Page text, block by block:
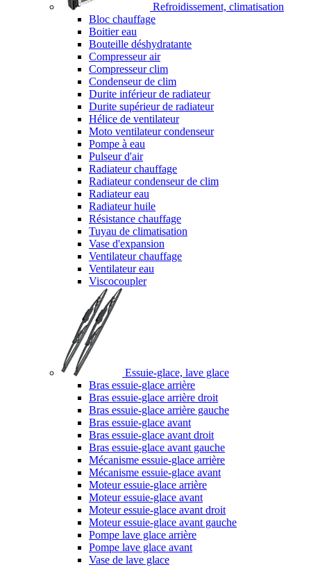
Refroidissement, climatisation
Bloc chauffage
Boitier eau
Bouteille déshydratante
Compresseur air
Compresseur clim
Condenseur de clim
Durite inférieur de radiateur
Durite supérieur de radiateur
Hélice de ventilateur
Moto ventilateur condenseur
Pompe à eau
Pulseur d'air
Radiateur chauffage
Radiateur condenseur de clim
Radiateur eau
Radiateur huile
Résistance chauffage
Tuyau de climatisation
Vase d'expansion
Ventilateur chauffage
Ventilateur eau
Viscocoupler
Essuie-glace, lave glace
Bras essuie-glace arrière
Bras essuie-glace arrière droit
Bras essuie-glace arrière gauche
Bras essuie-glace avant
Bras essuie-glace avant droit
Bras essuie-glace avant gauche
Mécanisme essuie-glace arrière
Mécanisme essuie-glace avant
Moteur essuie-glace arrière
Moteur essuie-glace avant
Moteur essuie-glace avant droit
Moteur essuie-glace avant gauche
Pompe lave glace arrière
Pompe lave glace avant
Vase de lave glace